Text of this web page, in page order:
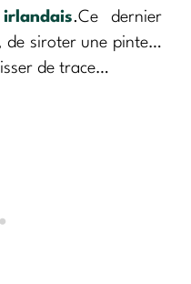
.Ce dernier
de siroter une pinte…
de trace…